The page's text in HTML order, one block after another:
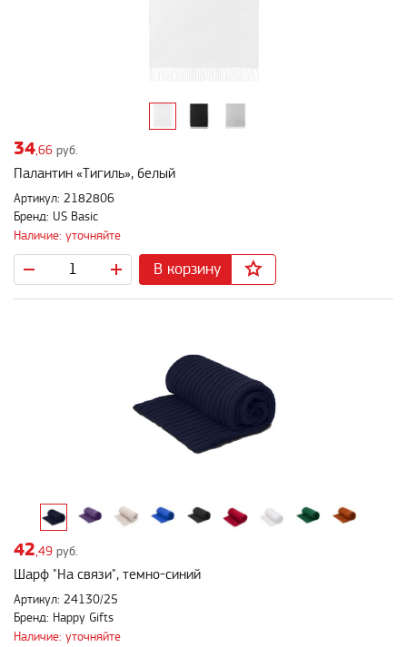
34,66 руб.
Палантин «Тигиль», белый
Артикул: 2182806
Бренд: US Basic
Наличие: уточняйте
В корзину
42 ,49 руб.
Шарф "На связи", темно-синий
Артикул: 24130/25
Бренд: Happy Gifts
Наличие: уточняйте